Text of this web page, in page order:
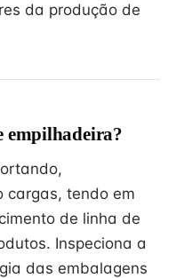
da produção de
empilhadeira?
cargas, tendo em
de linha de
Inspeciona a
das embalagens